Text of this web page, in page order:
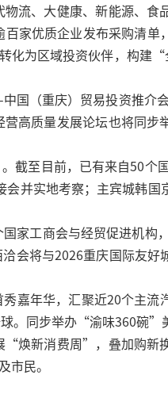
流、大健康、新能源、食
家优质企业发布采购清单
化为区域投资伙伴，构建
国（重庆）贸易投资推介
营高质量发展论坛也将同
至目前，已有来自50个国
并实地考察；主宾城韩国
家工商会与经贸促进机
会将与2026重庆国际友好
年华，汇聚近20个主流
。同步举办“渝味360碗”
“焕新消费周”，叠加购新
民。